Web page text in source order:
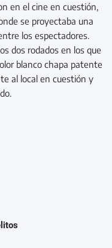
en el cine en cuestión,
se proyectaba una
los espectadores.
dos rodados en los que
blanco chapa patente
al local en cuestión y